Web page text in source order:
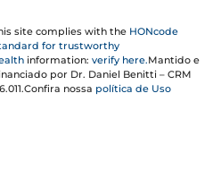
site complies with the HONcode
for trustworthy
information:verify here.Mantido e
por Dr. Daniel Benitti – CRM
nossa política de Uso